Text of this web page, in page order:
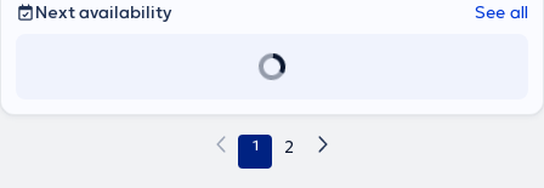
Next availability See all
1 2